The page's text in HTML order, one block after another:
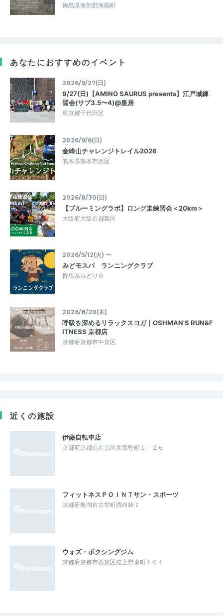
徳島県海部郡海陽町
あなたにおすすめのイベント
2026/9/27(日)
9/27(日)【AMINO SAURUS presents】江戸城練
習会(サブ3.5〜4)@皇居
東京都千代田区
2026/9/6(日)
金峰山チャレンジトレイル2026
熊本県熊本市西区
2026/8/30(日)
【ブルーミングラボ】ロング走練習会＜20km＞
大阪府大阪市都島区
2026/5/12(火) 〜
みどモスパ ランニングクラブ
群馬県みどり市
2026/8/20(木)
呼吸を深めるリラックスヨガ｜OSHMAN'S RUN&F
ITNESS 京都店
京都府京都市中京区
近くの施設
伊藤自転車店
京都府京都市右京区太秦乾町１－２６
フィットネスＰＯＩＮＴサン・スポーツ
京都府亀岡市古世町西向林７
ウォズ・ボクシングジム
京都府京都市西京区桂上野東町１０１